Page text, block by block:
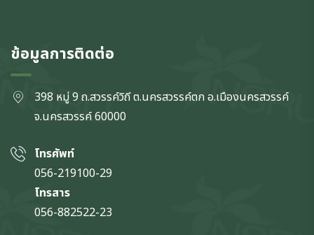
ข้อมูลการติดต่อ
398 หมู่ 9 ถ.สวรรค์วิถี ต.นครสวรรค์ตก อ.เมืองนครสวรรค์
จ.นครสวรรค์60000
โทรศัพท์
056-219100-29
โทรสาร
056-882522-23